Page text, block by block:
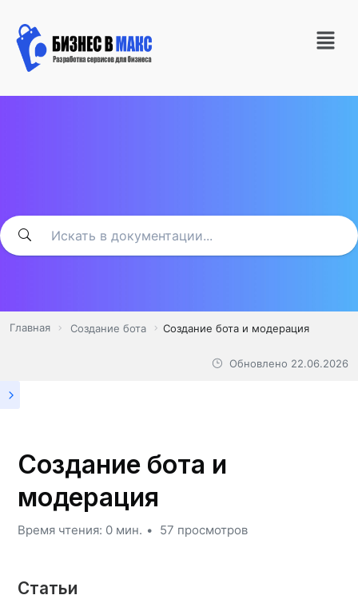
Главная Создание бота Создание бота и модерация
Обновлено 22.06.2026
Создание бота и
модерация
Время чтения: 0 мин. 57 просмотров
Статьи